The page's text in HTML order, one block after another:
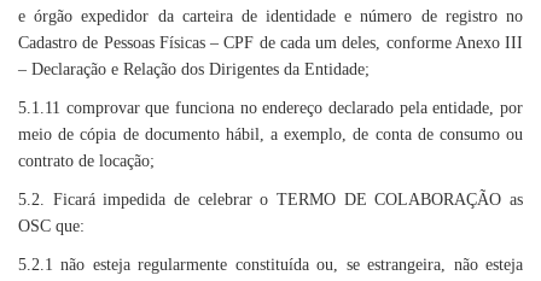
e órgão expedidor da carteira de identidade e número de registro no
Cadastro de Pessoas Físicas – CPF de cada um deles, conforme Anexo III
– Declaração e Relação dos Dirigentes da Entidade;
5.1.11 comprovar que funciona no endereço declarado pela entidade, por
meio de cópia de documento hábil, a exemplo, de conta de consumo ou
contrato de locação;
5.2. Ficará impedida de celebrar o TERMO DE COLABORAÇÃO as
OSC que:
5.2.1 não esteja regularmente constituída ou, se estrangeira, não esteja